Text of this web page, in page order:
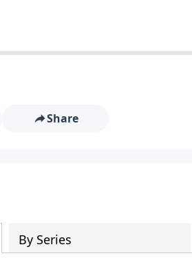
Share
By Series